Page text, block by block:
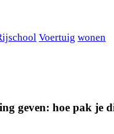
Voertuig wonen
geven: hoe pak je